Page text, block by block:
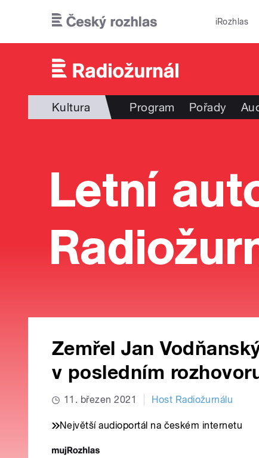
iRozhlas
Kultura Program Pořady
Zemřel Jan
v posledním
11. březen 2021 Host Radiožurnálu
Největší audioportál na českém internetu